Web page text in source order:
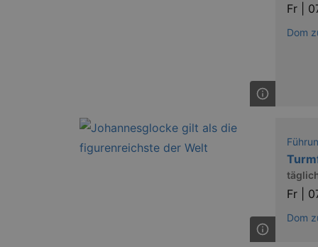
Fr |
Dom
Fr |
Dom
RXSESSID